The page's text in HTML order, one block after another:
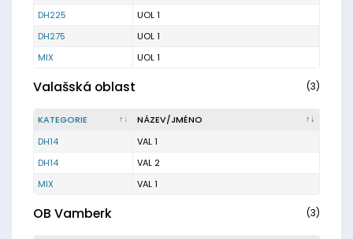
DH225
UOL 1
DH275
UOL 1
MIX
UOL 1
Valašská oblast (3)
KATEGORIE
NÁZEV/JMÉNO
DH14
VAL 1
DH14
VAL 2
MIX
VAL 1
OB Vamberk (3)